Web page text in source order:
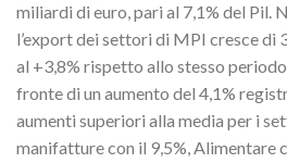
miliardi di euro, pari al 7,1% del Pil.
l’export dei settori di MPI cresce di
al +3,8% rispetto allo stesso periodo
fronte di un aumento del 4,1%
aumenti superiori alla media per i
manifatture con il 9,5%, Alimentare